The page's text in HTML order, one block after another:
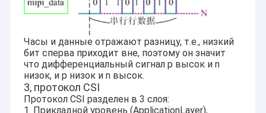
Двойной модуль камеры объектива
Модуль камеры распознавания лиц
модуль веб-камеры ноутбука
Модуль камеры 1MP
Часы и данные отражают разницу, т.е., низкий
бит сперва приходит вне, поэтому он значит
что дифференциальный сигнал p высок и n
низок, и p низок и n высок.
3, протокол CSI
Протокол CSI разделен в 3 слоя:
1. Прикладной уровень (ApplicationLayer),